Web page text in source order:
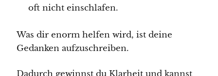
oft nicht einschlafen.
Was dir enorm helfen wird, ist deine
Gedanken aufzuschreiben.
Dadurch gewinnst du Klarheit und kannst